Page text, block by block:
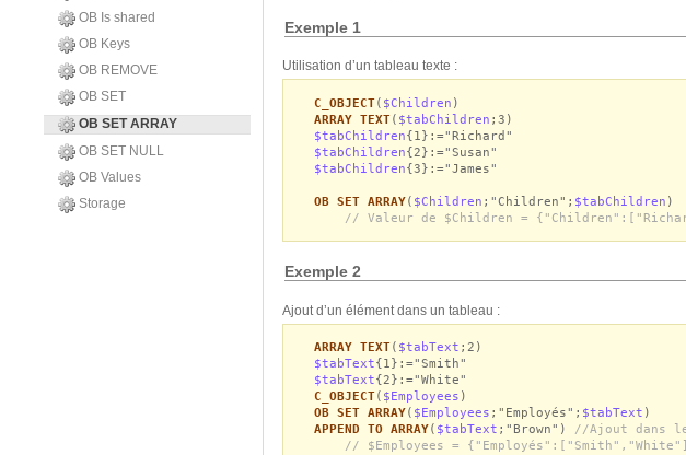
OB Is shared
OB Keys
OB REMOVE
OB SET
OB SET ARRAY
OB SET NULL
OB Values
Storage
Exemple 1
Utilisation d’un tableau texte :
C_OBJECT( $Children )
ARRAY TEXT( $tabChildren ;3)
$tabChildren{1}:="Richard"
$tabChildren{2}:="Susan"
$tabChildren{3}:="James"
OB SET ARRAY( $Children ;"Children"; $tabChildren )
// Valeur de $Children =
Exemple 2
Ajout d’un élément dans un tableau :
ARRAY TEXT( $tabText ;2)
$tabText{1}:="Smith"
$tabText{2}:="White"
C_OBJECT( $Employees )
OB SET ARRAY( $Employees ;"Employés"; $tabText )
APPEND TO ARRAY( $tabText ;"Brown")
//Ajout dans
// $Employees =